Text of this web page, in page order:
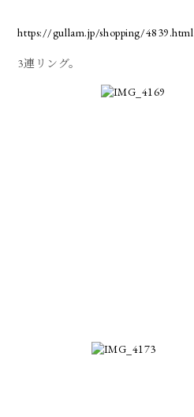
https://gullam.jp/shopping/4839.html
3連リング。